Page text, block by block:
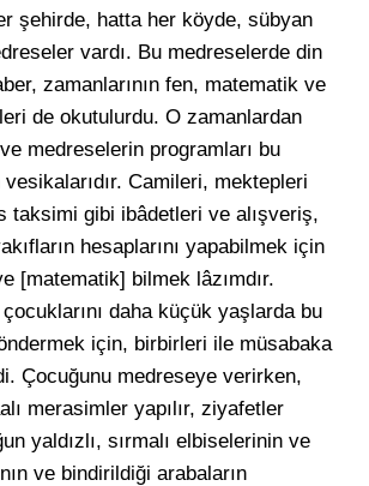
şehirde, hatta her köyde, sübyan
vardı. Bu medreselerde din
zamanlarının fen, matematik ve
de okutulurdu. O zamanlardan
medreselerin programları bu
vesikalarıdır. Camileri, mektepleri
taksimi gibi ibâdetleri ve alışveriş,
hesaplarını yapabilmek için
[matematik] bilmek lâzımdır.
daha küçük yaşlarda bu
için, birbirleri ile müsabaka
Çocuğunu medreseye verirken,
merasimler yapılır, ziyafetler
yaldızlı, sırmalı elbiselerinin ve
ve bindirildiği arabaların